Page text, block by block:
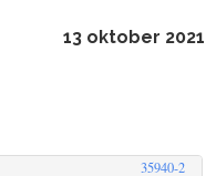
13 oktober 2021
35940-2